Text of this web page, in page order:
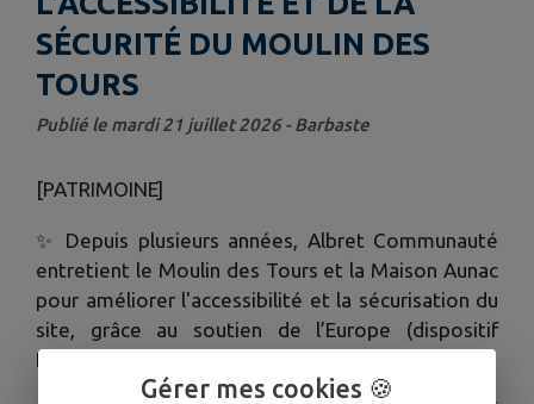
SÉCURITÉ DU MOULIN DES
TOURS
Publié le mardi 21 juillet 2026 - Barbaste
[PATRIMOINE]
✨ Depuis plusieurs années, Albret Communauté
entretient le Moulin des Tours et la Maison Aunac
pour améliorer l'accessibilité et la sécurisation du
site, grâce au soutien de l’Europe (dispositif
FEADER 2021/2027).
Gérer mes cookies 🍪